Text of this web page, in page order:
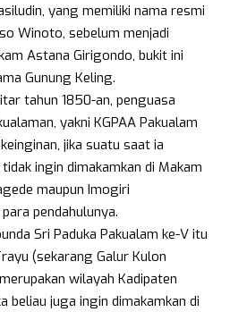
yang memiliki nama resmi
Winoto, sebelum menjadi
Astana Girigondo, bukit ini
Gunung Keling.
tahun 1850-an, penguasa
yakni KGPAA Pakualam
jika suatu saat ia
ingin dimakamkan di Makam
maupun Imogiri
pendahulunya.
Sri Paduka Pakualam ke-V itu
(sekarang Galur Kulon
wilayah Kadipaten
beliau juga ingin dimakamkan di